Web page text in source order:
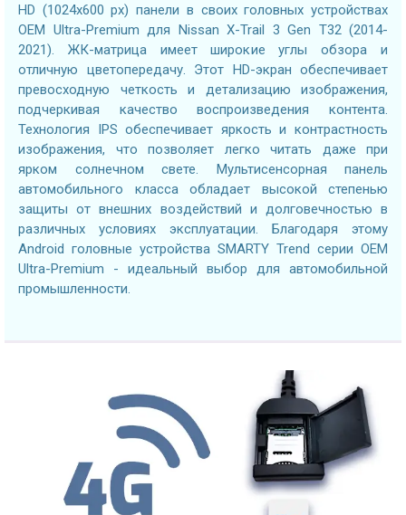
HD (1024х600 px) панели в своих головных устройствах
OEM Ultra-Premium для Nissan X-Trail 3 Gen T32 (2014-
2021). ЖК-матрица имеет широкие углы обзора и
отличную цветопередачу. Этот HD-экран обеспечивает
превосходную четкость и детализацию изображения,
подчеркивая качество воспроизведения контента.
Технология IPS обеспечивает яркость и контрастность
изображения, что позволяет легко читать даже при
ярком солнечном свете. Мультисенсорная панель
автомобильного класса обладает высокой степенью
защиты от внешних воздействий и долговечностью в
различных условиях эксплуатации. Благодаря этому
Android головные устройства SMARTY Trend серии OEM
Ultra-Premium - идеальный выбор для автомобильной
промышленности.